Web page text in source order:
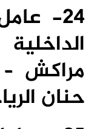
24-
مراكش
حنان